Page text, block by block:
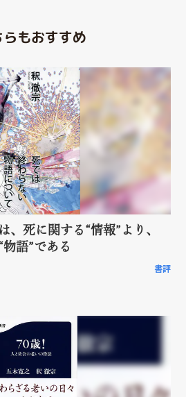
らもおすすめ
、死に関する“情報”より、
語”である
書評